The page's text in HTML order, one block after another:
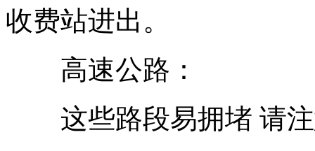
收费站进出。
高速公路：
这些路段易拥堵 请注